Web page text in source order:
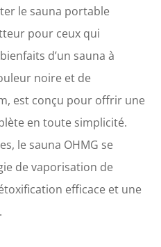
Générateur de vapeur et
ajouter du
du vinaigre ou
acier inoxydable du
de vapeur selon
vos besoins. De plus, la
de sauna dispose
fonction de brouillard
l'absorption du
d'eau par la peau
【Plus de
le sauna portable
pour ceux qui
d’un sauna à
noire et de
est conçu pour offrir une
en toute simplicité.
le sauna OHMG se
de vaporisation de
efficace et une